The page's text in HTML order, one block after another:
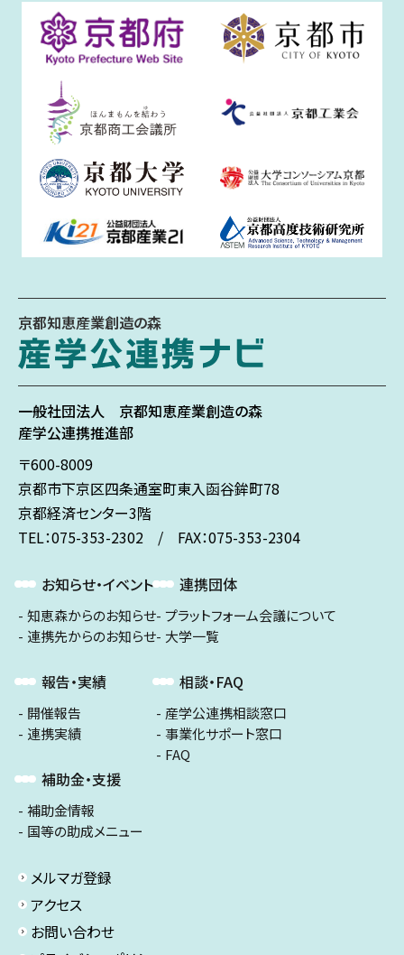
京都知恵産業創造の森
一般社団法人 京都知恵産業創造の森
産学公連携推進部
〒600-8009
京都市下京区四条通室町東入函谷鉾町78
京都経済センター3階
TEL：075-353-2302 / FAX：075-353-2304
お知らせ・イベント
知恵森からのお知らせ
連携先からのお知らせ
報告・実績
開催報告
連携実績
補助金・支援
補助金情報
国等の助成メニュー
連携団体
プラットフォーム会議について
大学一覧
相談・FAQ
産学公連携相談窓口
事業化サポート窓口
FAQ
メルマガ登録
アクセス
お問い合わせ